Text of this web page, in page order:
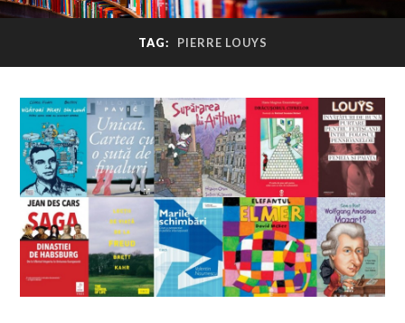
TAG: PIERRE LOUYS